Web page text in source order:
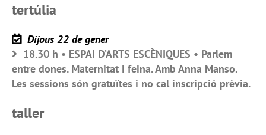
tertúlia
Dijous 22 de gener
18.30 h • ESPAI D’ARTS ESCÈNIQUES • Parlem
entre dones. Maternitat i feina. Amb Anna Manso.
Les sessions són gratuïtes i no cal inscripció prèvia.
taller